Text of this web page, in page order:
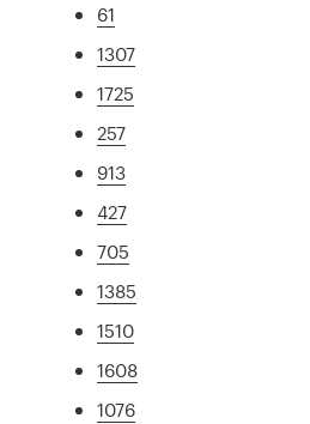
61
1307
1725
257
913
427
705
1385
1510
1608
1076